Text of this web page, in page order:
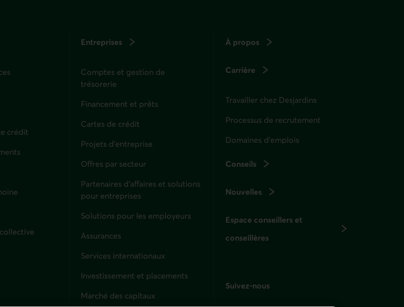
crédit
Entreprises
Comptes et gestion de
trésorerie
Financement et prêts
Cartes de crédit
Projets d'entreprise
Offres par secteur
Partenaires d’affaires et solutions
pour entreprises
Solutions pour les employeurs
Assurances
Services internationaux
Investissement et placements
Marché des capitaux
À propos
Carrière
Travailler chez Desjardins
Processus de recrutement
Domaines d’emplois
Conseils
Nouvelles
Espace conseillers et
conseillères
Suivez-nous